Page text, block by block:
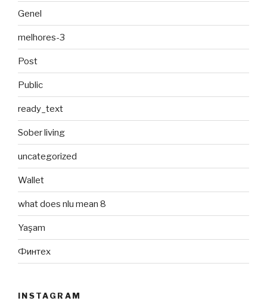
Genel
melhores-3
Post
Public
ready_text
Sober living
uncategorized
Wallet
what does nlu mean 8
Yaşam
Финтех
INSTAGRAM